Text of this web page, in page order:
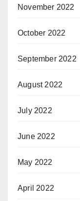
November 2022
October 2022
September 2022
August 2022
July 2022
June 2022
May 2022
April 2022